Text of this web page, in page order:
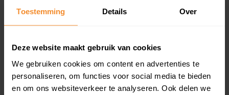
Toestemming Details Over
Deze website maakt gebruik van cookies
We gebruiken cookies om content en advertenties te
personaliseren, om functies voor social media te bieden
en om ons websiteverkeer te analyseren. Ook delen we
en koopdatum) binnen een postcodegebied. Dit
inclusief een jaar lang gratis updates van nieuwe
koopsommen.
Bekijk product